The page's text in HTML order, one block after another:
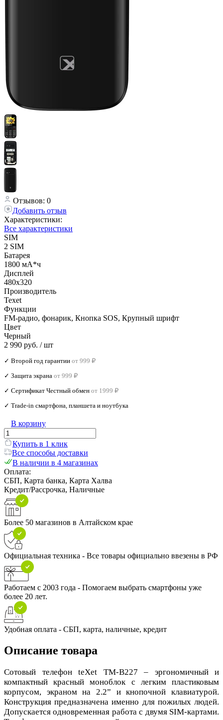
Отзывов: 0
Добавить отзыв
Характеристики:
Все характеристики
SIM
2 SIM
Батарея
1800 мА*ч
Дисплей
480х320
Производитель
Texet
Функции
FM-радио, фонарик, Кнопка SOS, Крупный шрифт
Цвет
Черный
2 990 руб. / шт
✓ Второй год гарантии от 999 ₽
✓ Защита экрана от 999 ₽
✓ Сертификат Честный обмен от 1999 ₽
✓ Trade‑in смартфона, планшета и ноутбука
В корзину
Купить в 1 клик
Все способы доставки
В наличии в 4 магазинах
Оплата:
СБП, Карта банка, Карта Халва
Кредит/Рассрочка, Наличные
Более 50 магазинов в Алтайском крае
Официальная техника - Все товары официально ввезены в РФ
Работаем с 2003 года - Помогаем выбрать смартфоны уже
более 20 лет.
Удобная оплата - СБП, карта, наличные, кредит
Описание товара
Сотовый телефон teXet TM-B227 – эргономичный и
компактный красный моноблок с легким пластиковым
корпусом, экраном на 2.2” и кнопочной клавиатурой.
Конструкция предназначена именно для пожилых людей.
Допускается одновременная работа с двумя SIM-картами.